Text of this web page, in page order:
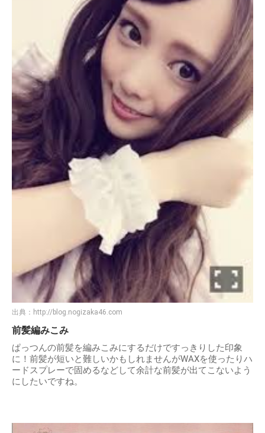
出典： http://blog.nogizaka46.com
前髪編みこみ
ぱっつんの前髪を編みこみにするだけですっきりした印象
に！前髪が短いと難しいかもしれませんがWAXを使ったりハ
ードスプレーで固めるなどして余計な前髪が出てこないよう
にしたいですね。